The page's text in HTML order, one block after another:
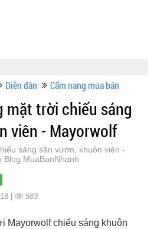
Diễn đàn Cẩm nang mua bán
mặt trời chiếu sáng
viên - Mayorwolf
sáng sân vườn, khuôn viên -
Blog MuaBanNhanh
| 583
Mayorwolf chiếu sáng khuôn